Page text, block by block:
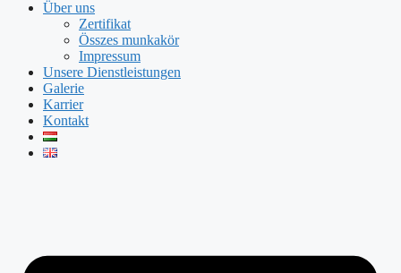
Über uns
Zertifikat
Összes munkakör
Impressum
Unsere Dienstleistungen
Galerie
Karrier
Kontakt